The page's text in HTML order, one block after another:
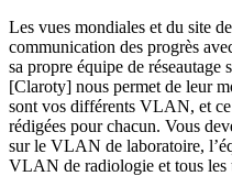
Les vues mondiales et du site
communication des progrès
sa propre équipe de réseautage
[Claroty] nous permet de leur
sont vos différents VLAN, et
rédigées pour chacun. Vous
sur le VLAN de laboratoire,
VLAN de radiologie et tous